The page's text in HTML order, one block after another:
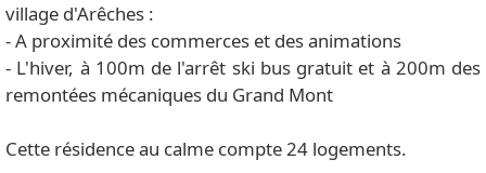
village d'Arêches :
- A proximité des commerces et des animations
- L'hiver, à 100m de l'arrêt ski bus gratuit et à 200m des
remontées mécaniques du Grand Mont
Cette résidence au calme compte 24 logements.